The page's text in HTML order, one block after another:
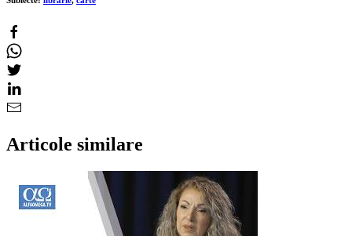
Articole similare